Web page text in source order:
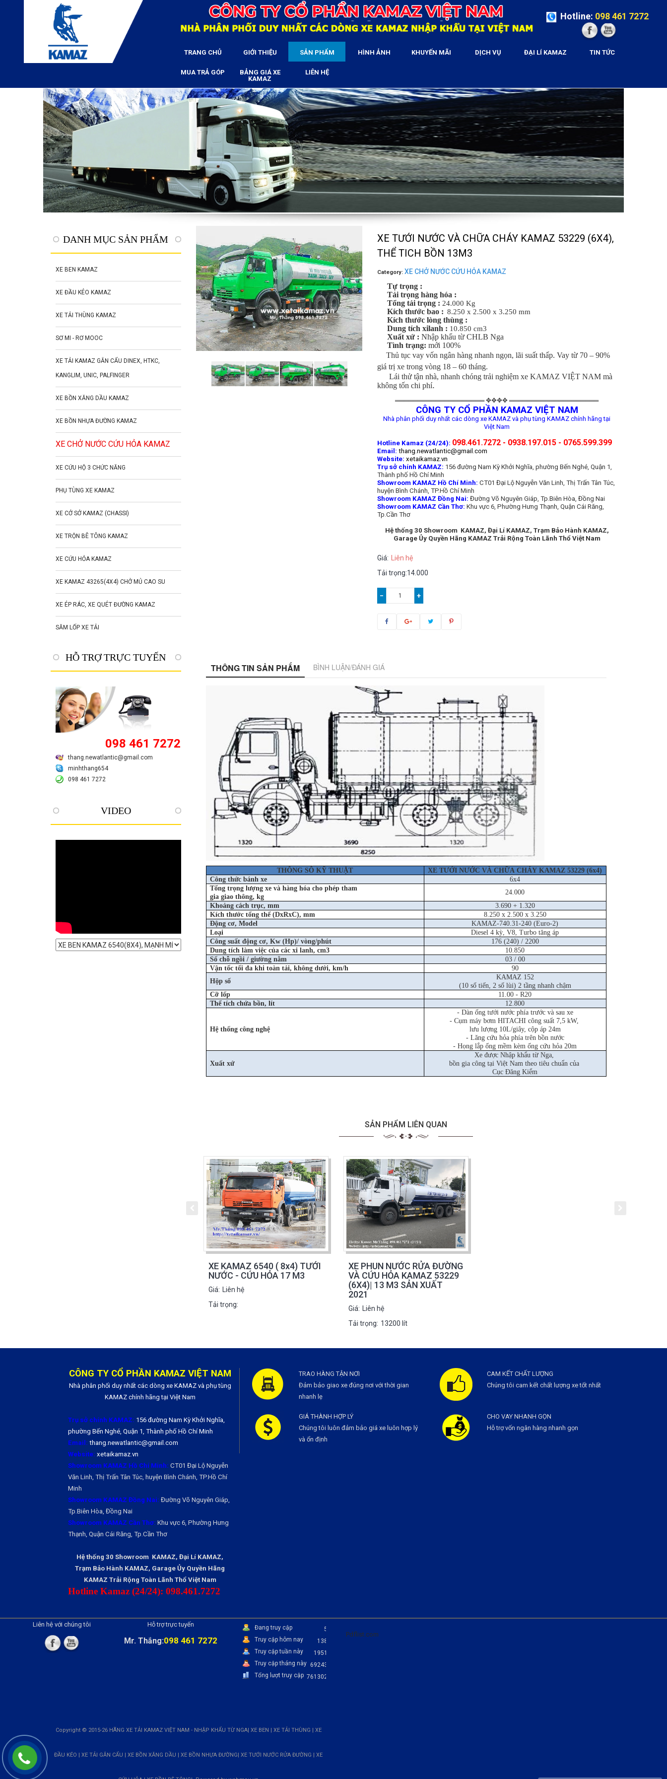
Hotline: 098 461 7272
TRANG CHỦ GIỚI THIỆU SẢN PHẨM HÌNH ẢNH KHUYẾN MÃI DỊCH VỤ ĐẠI LÍ KAMAZ TIN TỨC
MUA TRẢ GÓP
BẢNG GIÁ XE
KAMAZ
LIÊN HỆ
DANH MỤC SẢN PHẨM
XE BEN KAMAZ
XE ĐẦU KÉO KAMAZ
XE TẢI THÙNG KAMAZ
SƠ MI - RƠ MOOC
XE TẢI KAMAZ GẮN CẨU DINEX, HTKC,
KANGLIM, UNIC, PALFINGER
XE BỒN XĂNG DẦU KAMAZ
XE BỒN NHỰA ĐƯỜNG KAMAZ
XE CHỞ NƯỚC CỨU HỎA KAMAZ
XE CỨU HỘ 3 CHỨC NĂNG
PHỤ TÙNG XE KAMAZ
XE CỞ SỞ KAMAZ (CHASSI)
XE TRỘN BÊ TÔNG KAMAZ
XE CỨU HỎA KAMAZ
XE KAMAZ 43265(4X4) CHỞ MỦ CAO SU
XE ÉP RÁC, XE QUÉT ĐƯỜNG KAMAZ
SĂM LỐP XE TẢI
HỖ TRỢ TRỰC TUYẾN
098 461 7272
thang.newatlantic@gmail.com
minhthang654
098 461 7272
VIDEO
XE TƯỚI NƯỚC VÀ CHỮA CHÁY KAMAZ 53229 (6X4),
THỂ TICH BỒN 13M3
Category:XE CHỞ NƯỚC CỨU HỎA KAMAZ
Tự trọng :
Tải trọng hàng hóa :
Tổng tải trọng : 24.000 Kg
Kích thước bao : 8.250 x 2.500 x 3.250 mm
Kích thước lòng thùng :
Dung tích xilanh : 10.850 cm3
Xuất xứ :Nhập khẩu từ CHLB Nga
Tình trạng: mới 100%
Thủ tục vay vốn ngân hàng nhanh ngọn, lãi suất thấp. Vay từ 70 – 90%
giá trị xe trong vòng 18 – 60 tháng.
Lái thử tận nhà, nhanh chóng trải nghiệm xe KAMAZ VIỆT NAM mà
không tốn chi phí.
════════════════════ ✥✥✥✥ ════════════════════
CÔNG TY CỔ PHẦN KAMAZ VIỆT NAM
Nhà phân phối duy nhất các dòng xe KAMAZ và phụ tùng KAMAZ chính hãng tại
Việt Nam
Hotline Kamaz (24/24): 098.461.7272 - 0938.197.015 - 0765.599.399
Email:thang.newatlantic@gmail.com
Website: xetaikamaz.vn
Trụ sở chính KAMAZ: 156 đường Nam Kỳ Khởi Nghĩa, phường Bến Nghé, Quận 1,
Thành phố Hồ Chí Minh
Showroom KAMAZ Hồ Chí Minh: CT01 Đại Lộ Nguyễn Văn Linh, Thị Trấn Tân Túc,
huyện Bình Chánh, TP.Hồ Chí Minh
Showroom KAMAZ Đồng Nai: Đường Võ Nguyên Giáp, Tp.Biên Hòa, Đồng Nai
Showroom KAMAZ Cần Thơ: Khu vực 6, Phường Hưng Thạnh, Quận Cái Răng,
Tp.Cần Thơ
Hệ thống 30 Showroom KAMAZ, Đại Lí KAMAZ, Trạm Bảo Hành KAMAZ,
Garage Ủy Quyền Hãng KAMAZ Trải Rộng Toàn Lãnh Thổ Việt Nam
Giá:
Liên hệ
Tải trọng:14.000
− +
THÔNG TIN SẢN PHẨM BÌNH LUẬN/ĐÁNH GIÁ
THÔNG SỐ KỸ THUẬT
XE TƯỚI NƯỚC VÀ CHỮA CHÁY KAMAZ 53229 (6x4)
Công thức bánh xe
6x4
Tổng trọng lượng xe và hàng hóa cho phép tham
gia giao thông, kg
24.000
Khoảng cách trục, mm
3.690 + 1.320
Kích thước tổng thể (DxRxC), mm
8.250 x 2.500 x 3.250
Động cơ, Model
KAMAZ-740.31-240 (Euro-2)
Loại
Diesel 4 kỳ, V8, Turbo tăng áp
Công suất động cơ, Kw (Hp)/ vòng/phút
176 (240) / 2200
Dung tích làm việc của các xi lanh, cm3
10.850
Số chỗ ngồi / giường nằm
03 / 00
Vận tốc tối đa khi toàn tải, không dưới, km/h
90
Hộp số
KAMAZ 152
(10 số tiến, 2 số lùi) 2 tầng nhanh chậm
Cỡ lốp
11.00 - R20
Thể tích chứa bồn, lít
12.800
Hệ thống công nghệ
- Dàn ống tưới nước phía trước và sau xe
- Cụm máy bơm HITACHI công suất 7,5 kW,
lưu lượng 10L/giây, cộp áp 24m
- Lăng cứu hỏa phía trên bồn nước
- Họng lắp ống mềm kèm ống cứu hỏa 20m
Xuất xứ
Xe được Nhập khẩu từ Nga,
bồn gia công tại Việt Nam theo tiêu chuẩn của
Cục Đăng Kiểm
SẢN PHẨM LIÊN QUAN
XE KAMAZ 6540 ( 8x4) TƯỚI
NƯỚC - CỨU HỎA 17 M3
Giá: Liên hệ
Tải trọng:
XE PHUN NƯỚC RỬA ĐƯỜNG
VÀ CỨU HỎA KAMAZ 53229
(6X4)| 13 M3 SẢN XUẤT
2021
Giá: Liên hệ
Tải trọng: 13200 lít
CÔNG TY CỔ PHẦN KAMAZ VIỆT NAM
Nhà phân phối duy nhất các dòng xe KAMAZ và phụ tùng
KAMAZ chính hãng tại Việt Nam
Trụ sở chính KAMAZ: 156 đường Nam Kỳ Khởi Nghĩa,
phường Bến Nghé, Quận 1, Thành phố Hồ Chí Minh
Email: thang.newatlantic@gmail.com
Website: xetaikamaz.vn
Showroom KAMAZ Hồ Chí Minh: CT01 Đại Lộ Nguyễn
Văn Linh, Thị Trấn Tân Túc, huyện Bình Chánh, TP.Hồ Chí
Minh
Showroom KAMAZ Đồng Nai: Đường Võ Nguyên Giáp,
Tp.Biên Hòa, Đồng Nai
Showroom KAMAZ Cần Thơ: Khu vực 6, Phường Hưng
Thạnh, Quận Cái Răng, Tp.Cần Thơ
Hệ thống 30 Showroom KAMAZ, Đại Lí KAMAZ,
Trạm Bảo Hành KAMAZ, Garage Ủy Quyền Hãng
KAMAZ Trải Rộng Toàn Lãnh Thổ Việt Nam
Hotline Kamaz (24/24): 098.461.7272
TRAO HÀNG TẬN NƠI
Đảm bảo giao xe đúng nơi với thời gian
nhanh lẹ
GIÁ THÀNH HỢP LÝ
Chúng tôi luôn đảm bảo giá xe luôn hợp lý
và ổn định
CAM KẾT CHẤT LƯỢNG
Chúng tôi cam kết chất lượng xe tốt nhất
CHO VAY NHANH GỌN
Hỗ trợ vốn ngân hàng nhanh gọn
Liên hệ với chúng tôi Hỗ trợ trực tuyến
Mr. Thắng:098 461 7272
Đang truy cập
5
Truy cập hôm nay
138
Truy cập tuần này
1951
Truy cập tháng này 69243
Tổng lượt truy cập 761302
Pdflist.com
Copyright © 2015-26 HÃNG XE TẢI KAMAZ VIỆT NAM - NHẬP KHẨU TỪ NGA| XE BEN | XE TẢI THÙNG | XE
ĐẦU KÉO | XE TẢI GẮN CẨU | XE BỒN XĂNG DẦU | XE BỒN NHỰA ĐƯỜNG| XE TƯỚI NƯỚC RỬA ĐƯỜNG | XE